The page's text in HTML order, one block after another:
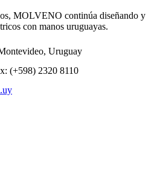
MOLVENO continúa diseñando y
con manos uruguayas.
Uruguay
(+598) 2320 8110